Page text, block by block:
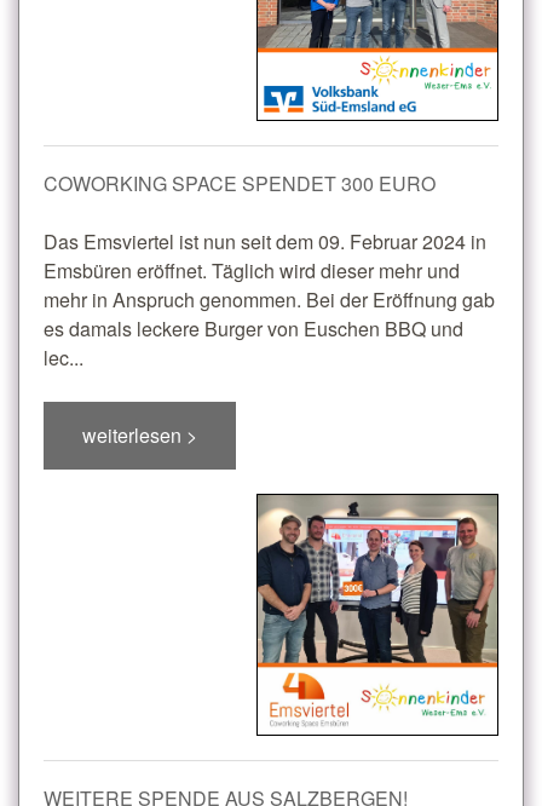
COWORKING SPACE SPENDET 300 EURO
Das Emsviertel ist nun seit dem 09. Februar 2024 in
Emsbüren eröffnet. Täglich wird dieser mehr und
mehr in Anspruch genommen. Bei der Eröffnung gab
es damals leckere Burger von Euschen BBQ und
lec...
weiterlesen >
WEITERE SPENDE AUS SALZBERGEN!